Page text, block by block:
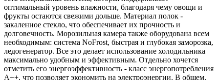
оптимальный уровень влажности, благодаря чему овощи и
фрукты остаются свежими дольше. Материал полок -
закаленное стекло, что обеспечивает их прочность и
долговечность. Морозильная камера также оборудована всем
необходимым: система NoFrost, быстрая и глубокая заморозка,
ледогенератор. Все это делает использование холодильника
максимально удобным и эффективным. Отдельно хочется
отметить его энергоэффективность - класс энергопотребления
A++, что позволяет экономить на электроэнергии. В общем,